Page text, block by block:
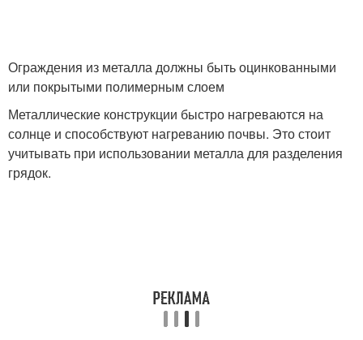
Ограждения из металла должны быть оцинкованными
или покрытыми полимерным слоем
Металлические конструкции быстро нагреваются на
солнце и способствуют нагреванию почвы. Это стоит
учитывать при использовании металла для разделения
грядок.